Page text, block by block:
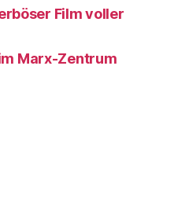
Film voller
Marx-Zentrum